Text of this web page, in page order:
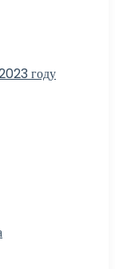
году